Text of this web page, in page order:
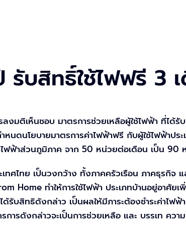
รับสิทธิ์ใช้ไฟฟรี 3
งมติเห็นชอบ มาตรการช่วยเหลือผู้ใช้ไฟฟ้า ที่ได้
หนดนโยบายมาตรการค่าไฟฟ้าฟรี กับผู้ใช้ไฟฟ้าป
รไฟฟ้าส่วนภูมิภาค จาก 50 หน่วยต่อเดือน เป็น 90
ศไทย เป็นวงกว้าง ทั้งภาคครัวเรือน ภาคธุรกิจ
Home ทำให้การใช้ไฟฟ้า ประเภทบ้านอยู่อาศัยเ
รับสิทธิดังกล่าว เป็นผลให้มีภาระต้องชำระค่าไฟ
ารดังกล่าวจะเป็นการช่วยเหลือ และ บรรเท ควา